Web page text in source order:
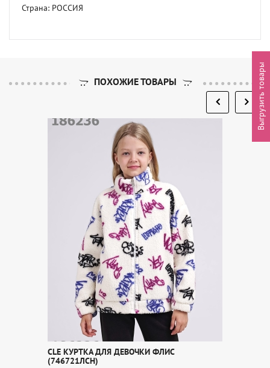
Страна: РОССИЯ
ПОХОЖИЕ ТОВАРЫ
CLE КУРТКА ДЛЯ ДЕВОЧКИ ФЛИС
(746721ЛСН)
Выгрузить товары